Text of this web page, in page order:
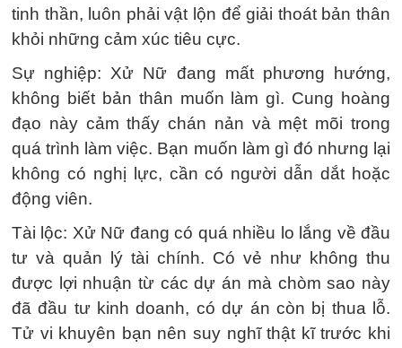
tinh thần, luôn phải vật lộn để giải thoát bản thân
khỏi những cảm xúc tiêu cực.
Sự nghiệp: Xử Nữ đang mất phương hướng,
không biết bản thân muốn làm gì. Cung hoàng
đạo này cảm thấy chán nản và mệt mõi trong
quá trình làm việc. Bạn muốn làm gì đó nhưng lại
không có nghị lực, cần có người dẫn dắt hoặc
động viên.
Tài lộc: Xử Nữ đang có quá nhiều lo lắng về đầu
tư và quản lý tài chính. Có vẻ như không thu
được lợi nhuận từ các dự án mà chòm sao này
đã đầu tư kinh doanh, có dự án còn bị thua lỗ.
Tử vi khuyên bạn nên suy nghĩ thật kĩ trước khi